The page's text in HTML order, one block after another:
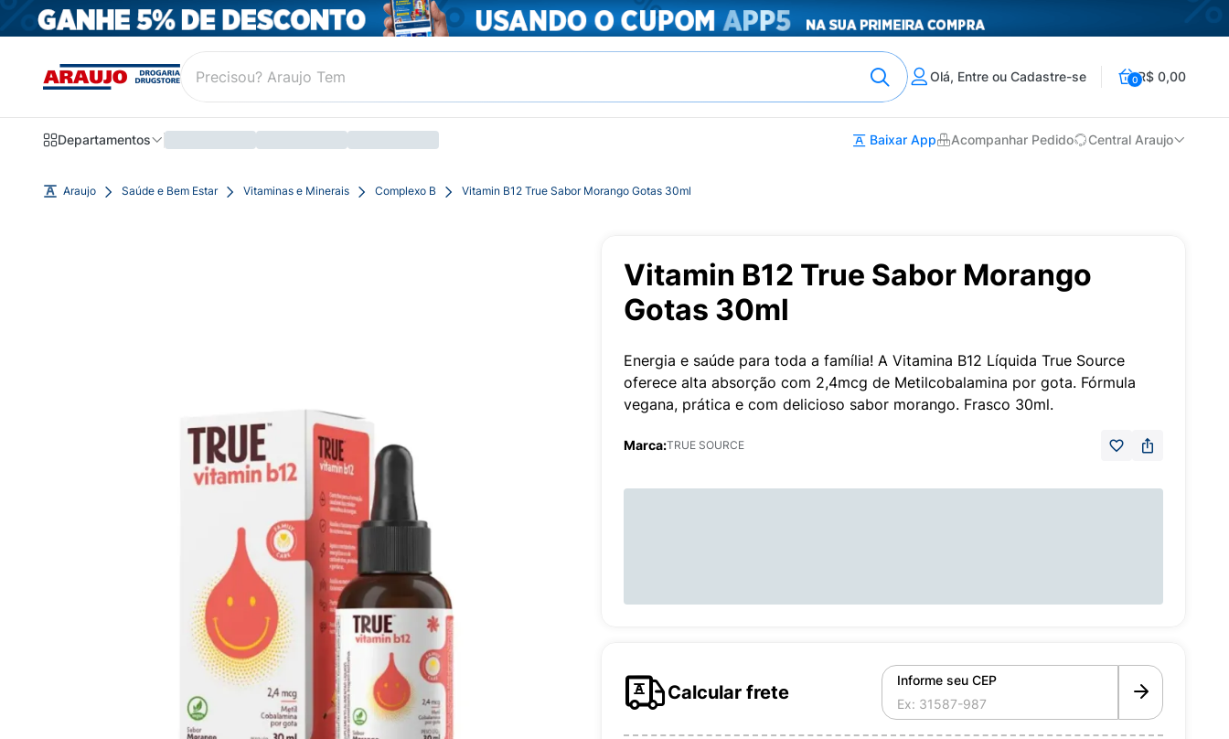
Olá, Entre ou Cadastre-se 0R$ 0,00
Departamentos Baixar App Acompanhar Pedido Central Araujo
Araujo Saúde e Bem Estar Vitaminas e Minerais Complexo B Vitamin B12 True Sabor Morango Gotas 30ml
Vitamin B12 True Sabor Morango
Gotas 30ml
Energia e saúde para toda a família! A Vitamina B12 Líquida True Source
oferece alta absorção com 2,4mcg de Metilcobalamina por gota. Fórmula
vegana, prática e com delicioso sabor morango. Frasco 30ml.
Marca:TRUE SOURCE
Calcular frete
Informe seu CEP